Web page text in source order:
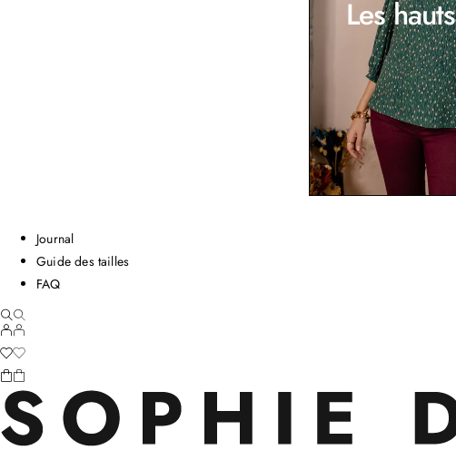
Les hauts
Journal
Guide des tailles
FAQ